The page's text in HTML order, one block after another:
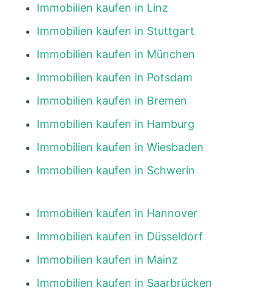
Immobilien kaufen in Linz
Immobilien kaufen in Stuttgart
Immobilien kaufen in München
Immobilien kaufen in Potsdam
Immobilien kaufen in Bremen
Immobilien kaufen in Hamburg
Immobilien kaufen in Wiesbaden
Immobilien kaufen in Schwerin
Immobilien kaufen in Hannover
Immobilien kaufen in Düsseldorf
Immobilien kaufen in Mainz
Immobilien kaufen in Saarbrücken